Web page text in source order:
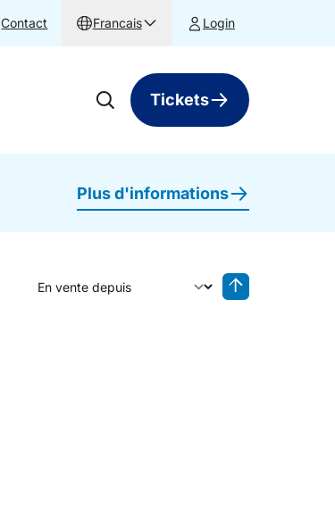
Contact Francais Login
Tickets
Plus d'informations
Trier par